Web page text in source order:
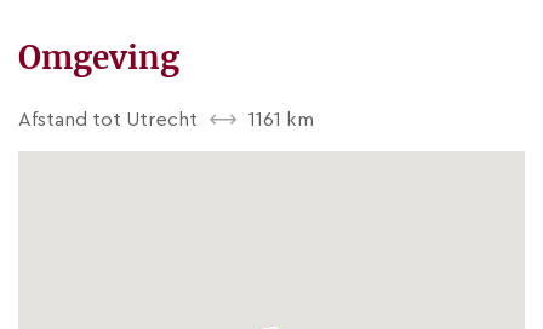
Omgeving
Afstand tot Utrecht 1161 km